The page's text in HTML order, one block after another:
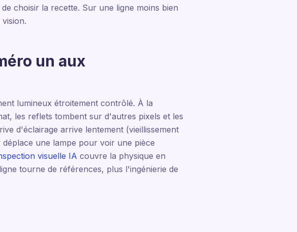
choisir la recette. Sur une ligne moins bien
un aux
lumineux étroitement contrôlé. À la
les reflets tombent sur d'autres pixels et les
d'éclairage arrive lentement (vieillissement
une lampe pour voir une pièce
visuelle IA couvre la physique en
tourne de références, plus l'ingénierie de